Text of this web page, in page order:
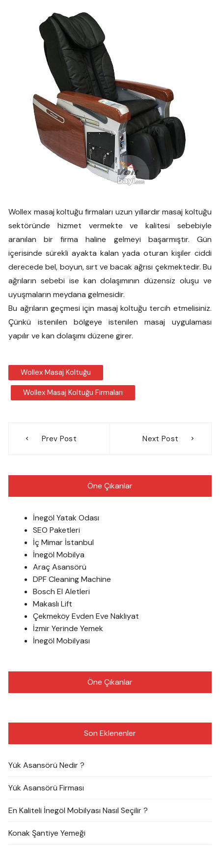
Wollex masaj koltuğu firmaları uzun yıllardır masaj koltuğu
sektöründe hizmet vermekte ve kalitesi sebebiyle
aranılan bir firma haline gelmeyi başarmıştır. Gün
içerisinde sürekli ayakta kalan yada oturan kişiler ciddi
derecede bel, boyun, sırt ve bacak ağrısı çekmektedir. Bu
ağrıların sebebi ise kan dolaşımının düzensiz oluşu ve
uyuşmaların meydana gelmesidir.
Bu ağrıların geçmesi için masaj koltuğu tercih etmelisiniz.
Çünkü istenilen bölgeye istenilen masaj uygulaması
yapılır ve kan dolaşımı düzene girer.
Wollex Masaj Koltuğu
Wollex Masaj Koltuğu Firmaları
gezinmesi
Prev Post Next Post
Öne Çıkanlar
İnegöl Yatak Odası
SEO Paketleri
İç Mimar İstanbul
İnegöl Mobilya
Araç Asansörü
DPF Cleaning Machine
Bosch El Aletleri
Makaslı Lift
Çekmeköy Evden Eve Nakliyat
İzmir Yerinde Yemek
İnegöl Mobilyası
Öne Çıkanlar
Son Eklenenler
Yük Asansörü Nedir ?
Yük Asansörü Firması
En Kaliteli İnegöl Mobilyası Nasıl Seçilir ?
Konak Şantiye Yemeği